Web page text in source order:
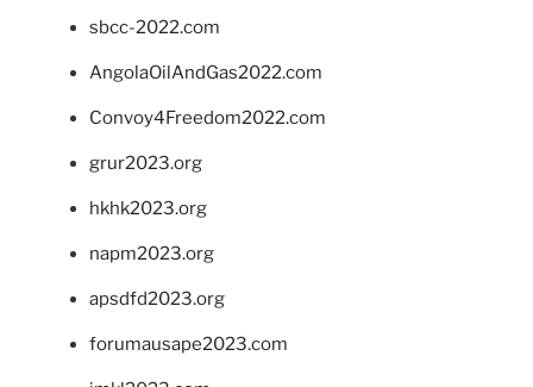
sbcc-2022.com
AngolaOilAndGas2022.com
Convoy4Freedom2022.com
grur2023.org
hkhk2023.org
napm2023.org
apsdfd2023.org
forumausape2023.com